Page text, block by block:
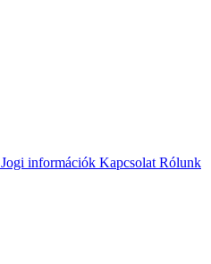
Jogi információk Kapcsolat Rólunk